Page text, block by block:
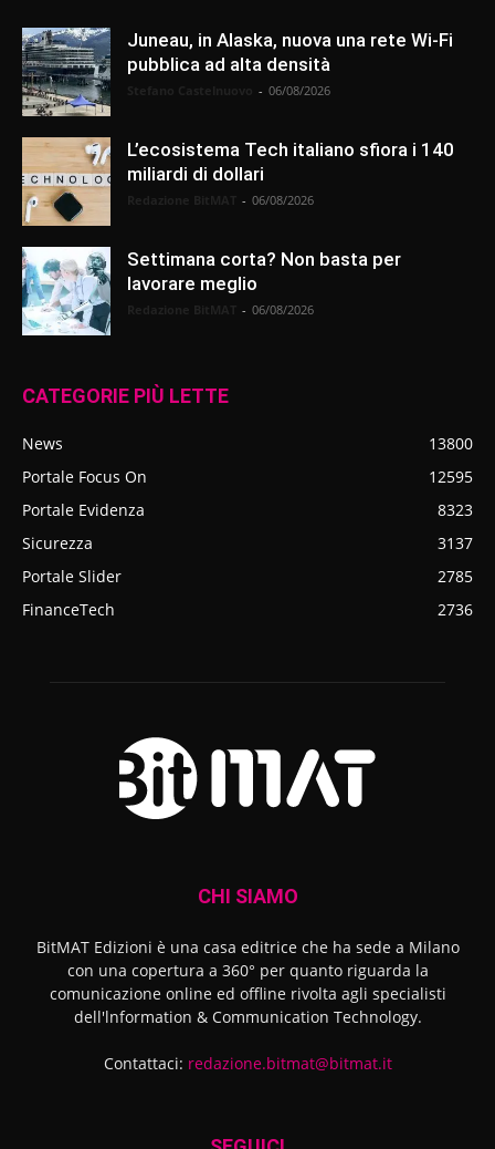
Juneau, in Alaska, nuova una rete Wi-Fi
pubblica ad alta densità
- 06/08/2026
L’ecosistema Tech italiano sfiora i 140
miliardi di dollari
- 06/08/2026
Settimana corta? Non basta per
lavorare meglio
- 06/08/2026
CATEGORIE PIÙ LETTE
News
13800
Portale Focus On
12595
Portale Evidenza
8323
Sicurezza
3137
Portale Slider
2785
FinanceTech
2736
CHI SIAMO
BitMAT Edizioni è una casa editrice che ha sede a Milano
con una copertura a 360° per quanto riguarda la
comunicazione online ed offline rivolta agli specialisti
dell'lnformation & Communication Technology.
Contattaci: redazione.bitmat@bitmat.it